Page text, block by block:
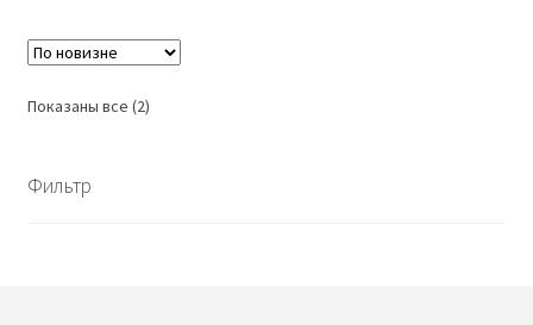
Показаны все (2)Сортировка:
Фильтр